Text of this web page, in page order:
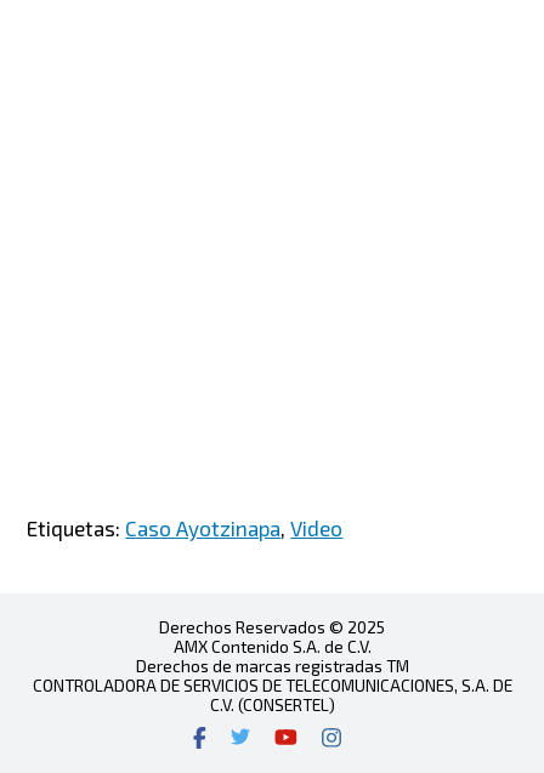
Etiquetas: Caso Ayotzinapa,Video
Derechos Reservados © 2025
AMX Contenido S.A. de C.V.
Derechos de marcas registradas TM
CONTROLADORA DE SERVICIOS DE TELECOMUNICACIONES, S.A. DE
C.V. (CONSERTEL)